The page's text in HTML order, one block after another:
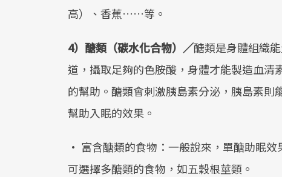
高）、香蕉……等。
4）醣類（碳水化合物）／醣類是身體組織
道，攝取足夠的色胺酸，身體才能製造血
的幫助。醣類會刺激胰島素分泌，胰島素
幫助入眠的效果。
• 富含醣類的食物：一般說來，單醣助眠
可選擇多醣類的食物，如五穀根莖類。